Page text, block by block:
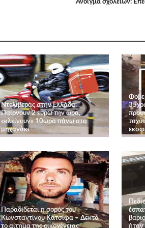
Άνοιγμα σχολείων:
Ντελιβεράς στην Ελλάδα:
Παίρνουν 2 ευρώ την ώρα,
«κλείνουν» 10ωρα πάνω στο
μηχανάκι
Παραδίδεται η σορός του
Κωνσταντίνου Κατσίφα – Δεκτό
το αίτημα της οικογένειας
ήταν